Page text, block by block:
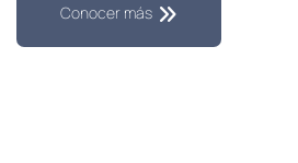
Conocer más